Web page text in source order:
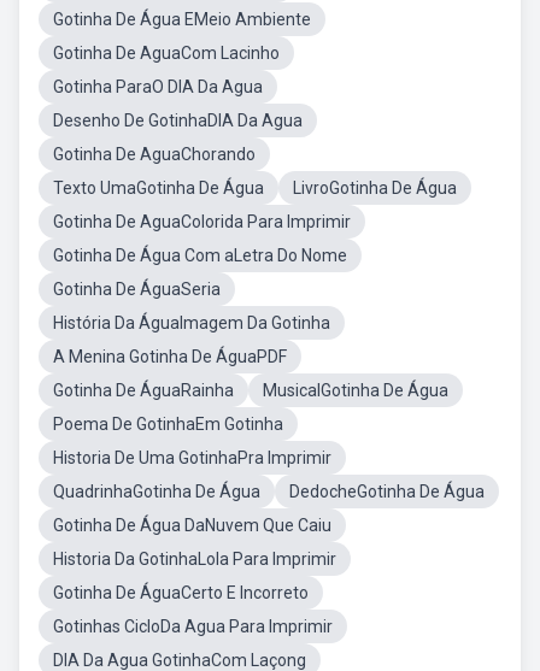
Gotinha De Água EMeio Ambiente
Gotinha De AguaCom Lacinho
Gotinha ParaO DIA Da Agua
Desenho De GotinhaDIA Da Agua
Gotinha De AguaChorando
Texto UmaGotinha De Água
LivroGotinha De Água
Gotinha De AguaColorida Para Imprimir
Gotinha De Água Com aLetra Do Nome
Gotinha De ÁguaSeria
História Da ÁguaImagem Da Gotinha
A Menina Gotinha De ÁguaPDF
Gotinha De ÁguaRainha
MusicalGotinha De Água
Poema De GotinhaEm Gotinha
Historia De Uma GotinhaPra Imprimir
QuadrinhaGotinha De Água
DedocheGotinha De Água
Gotinha De Água DaNuvem Que Caiu
Historia Da GotinhaLola Para Imprimir
Gotinha De ÁguaCerto E Incorreto
Gotinhas CicloDa Agua Para Imprimir
DIA Da Agua GotinhaCom Laçong